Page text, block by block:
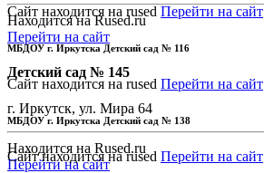
Находится на Rused.ru
Перейти на сайт
Детский сад № 145
г. Иркутск, ул. Мира 64
Находится на Rused.ru
Перейти на сайт
Сайт находится на rused Перейти на сайт
МБДОУ г. Иркутска Детский сад № 116
Сайт находится на rused Перейти на сайт
МБДОУ г. Иркутска Детский сад № 138
Сайт находится на rused Перейти на сайт